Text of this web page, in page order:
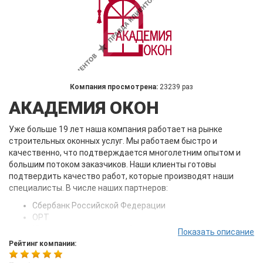
Компания просмотрена: 23239 раз
АКАДЕМИЯ ОКОН
Уже больше 19 лет наша компания работает на рынке
строительных оконных услуг. Мы работаем быстро и
качественно, что подтверждается многолетним опытом и
большим потоком заказчиков. Наши клиенты готовы
подтвердить качество работ, которые производят наши
специалисты. В числе наших партнеров:
Сбербанк Российской Федерации
ОРТ
"Метровагонмаш"
ОАО "Моспроект"
Показать описание
Рейтинг компании: